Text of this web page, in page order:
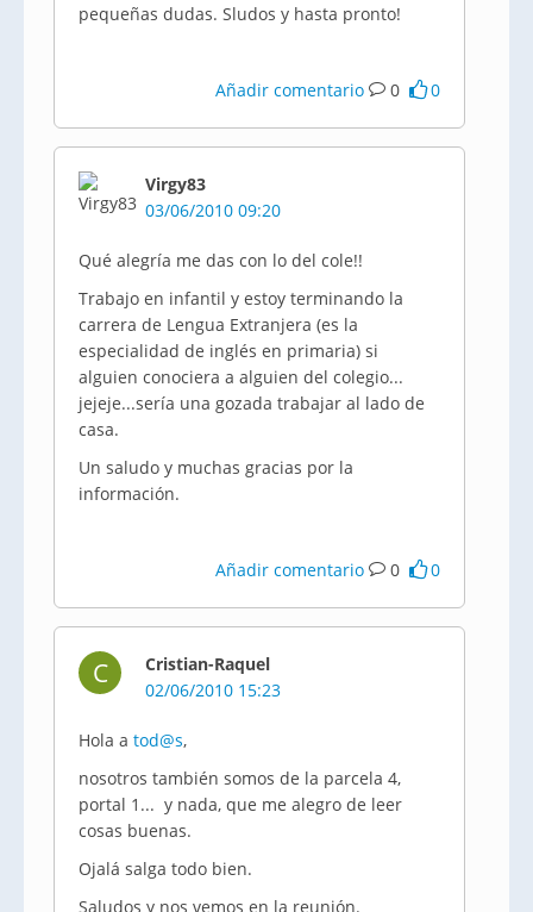
pequeñas dudas. Sludos y hasta pronto!
Añadir comentario 0 0
Virgy83
03/06/2010 09:20
Qué alegría me das con lo del cole!!
Trabajo en infantil y estoy terminando la
carrera de Lengua Extranjera (es la
especialidad de inglés en primaria) si
alguien conociera a alguien del colegio...
jejeje...sería una gozada trabajar al lado de
casa.
Un saludo y muchas gracias por la
información.
Añadir comentario 0 0
C
Cristian-Raquel
02/06/2010 15:23
Hola a tod@s,
nosotros también somos de la parcela 4,
portal 1... y nada, que me alegro de leer
cosas buenas.
Ojalá salga todo bien.
Saludos y nos vemos en la reunión.